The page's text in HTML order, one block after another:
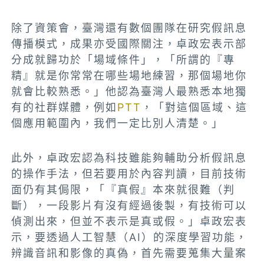
除了資策會，臺灣還有數個團隊在研究假訊息
傳播模式，成果亦受國際關注，卓政宏表示部
分成就歸功於「場域條件」，「所謂的『專
精』就是你常常在哪些場地練習，那個場地你
就會比較熟悉。」他認為臺灣人最熟悉本地獨
有的社群媒體，例如PTT ，「對這個區域、這
個應用範圍內，我們一定比別人清楚。」
此外，卓政宏認為科技雖能夠輔助分析假訊息
的操作手法，但若要用於內容判讀，目前技術
面仍有其侷限，「『真假』本來就很難（判
斷），一段影片有沒有經過後製，有技術可以
偵測出來，但並不表示是真或假。」卓政宏表
示，要透過人工智慧（AI）的深度學習功能，
辨識音訊和影像的真偽，首先需要蒐集大量案